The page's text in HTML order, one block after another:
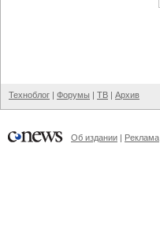
Техноблог | Форумы | ТВ | Архив
Об издании | Реклама